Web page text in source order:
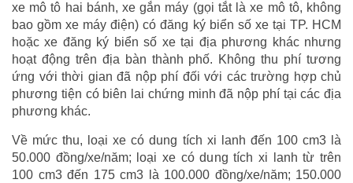
xe mô tô hai bánh, xe gắn máy (gọi tắt là xe mô tô, không
bao gồm xe máy điện) có đăng ký biển số xe tại TP. HCM
hoặc xe đăng ký biển số xe tại địa phương khác nhưng
hoạt động trên địa bàn thành phố. Không thu phí tương
ứng với thời gian đã nộp phí đối với các trường hợp chủ
phương tiện có biên lai chứng minh đã nộp phí tại các địa
phương khác.
Về mức thu, loại xe có dung tích xi lanh đến 100 cm3 là
50.000 đồng/xe/năm; loại xe có dung tích xi lanh từ trên
100 cm3 đến 175 cm3 là 100.000 đồng/xe/năm; 150.000